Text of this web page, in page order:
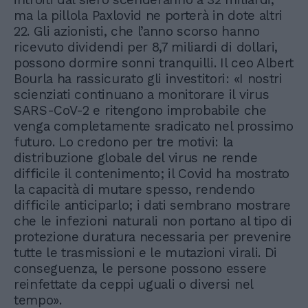
ma la pillola Paxlovid ne porterà in dote altri
22. Gli azionisti, che l’anno scorso hanno
ricevuto dividendi per 8,7 miliardi di dollari,
possono dormire sonni tranquilli. Il ceo Albert
Bourla ha rassicurato gli investitori: «I nostri
scienziati continuano a monitorare il virus
SARS-CoV-2 e ritengono improbabile che
venga completamente sradicato nel prossimo
futuro. Lo credono per tre motivi: la
distribuzione globale del virus ne rende
difficile il contenimento; il Covid ha mostrato
la capacità di mutare spesso, rendendo
difficile anticiparlo; i dati sembrano mostrare
che le infezioni naturali non portano al tipo di
protezione duratura necessaria per prevenire
tutte le trasmissioni e le mutazioni virali. Di
conseguenza, le persone possono essere
reinfettate da ceppi uguali o diversi nel
tempo».